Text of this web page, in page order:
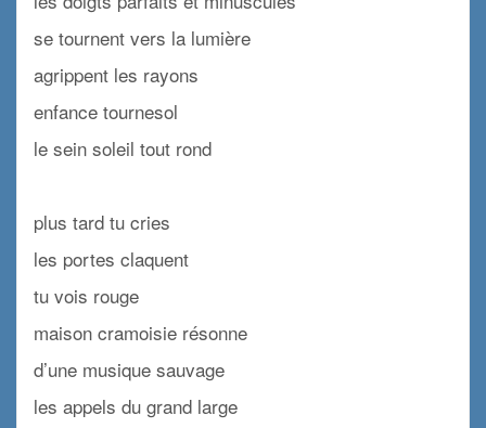
se tournent vers la lumière
agrippent les rayons
enfance tournesol
le sein soleil tout rond
plus tard tu cries
les portes claquent
tu vois rouge
maison cramoisie résonne
d’une musique sauvage
les appels du grand large